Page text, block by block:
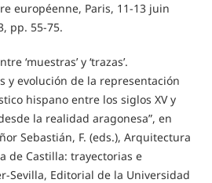
européenne, Paris, 11-13 juin
pp. 55-75.
‘muestras’ y ‘trazas’.
y evolución de la representación
hispano entre los siglos XV y
la realidad aragonesa”, en
Sebastián, F. (eds.), Arquitectura
de Castilla: trayectorias e
Sevilla, Editorial de la Universidad